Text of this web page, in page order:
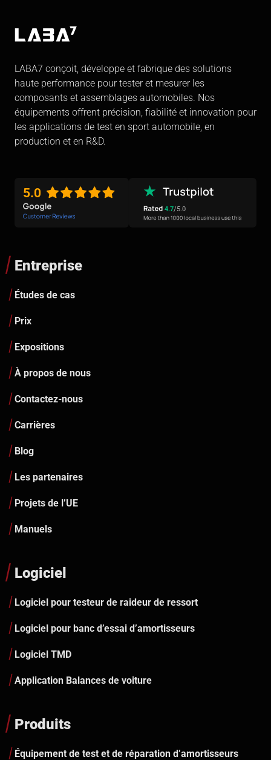
LABA7 conçoit, développe et fabrique des solutions
haute performance pour tester et mesurer les
composants et assemblages automobiles. Nos
équipements offrent précision, fiabilité et innovation pour
les applications de test en sport automobile, en
production et en R&D.
5.0
4.7/5.0
Entreprise
Études de cas
Prix
Expositions
À propos de nous
Contactez-nous
Carrières
Blog
Les partenaires
Projets de l’UE
Manuels
Logiciel
Logiciel pour testeur de raideur de ressort
Logiciel pour banc d’essai d’amortisseurs
Logiciel TMD
Application Balances de voiture
Produits
Équipement de test et de réparation d’amortisseurs